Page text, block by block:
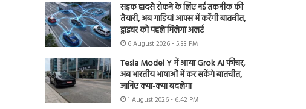
सड़क हादसे रोकने के लिए नई तकनीक की
तैयारी, अब गाड़ियां आपस में करेंगी बातचीत,
ड्राइवर को पहले मिलेगा अलर्ट
6 August 2026 - 5:33 PM
Tesla Model Y में आया Grok AI फीचर,
अब भारतीय भाषाओं में कर सकेंगे बातचीत,
जानिए क्या-क्या बदलेगा
1 August 2026 - 6:42 PM